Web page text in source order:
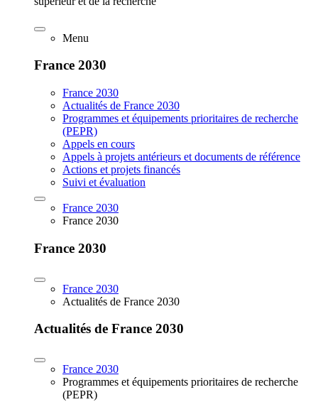
Menu
France 2030
France 2030
Actualités de France 2030
Programmes et équipements prioritaires de recherche
(PEPR)
Appels en cours
Appels à projets antérieurs et documents de référence
Actions et projets financés
Suivi et évaluation
France 2030
France 2030
France 2030
France 2030
Actualités de France 2030
Actualités de France 2030
France 2030
Programmes et équipements prioritaires de recherche
(PEPR)